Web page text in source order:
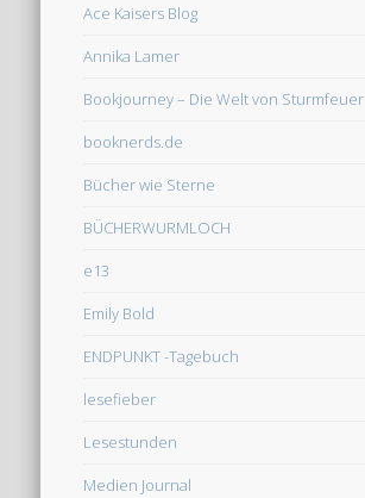
Ace Kaisers Blog
Annika Lamer
Bookjourney – Die Welt von Sturmfeuer
booknerds.de
Bücher wie Sterne
BÜCHERWURMLOCH
e13
Emily Bold
ENDPUNKT -Tagebuch
lesefieber
Lesestunden
Medien Journal